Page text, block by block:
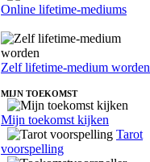
Online lifetime-mediums
Zelf lifetime-medium worden
MIJN TOEKOMST
Mijn toekomst kijken
Tarot
voorspelling